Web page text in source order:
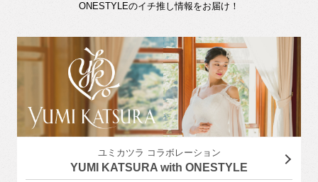
ONESTYLEのイチ推し情報をお届け！
ユミカツラ コラボレーション
YUMI KATSURA with ONESTYLE